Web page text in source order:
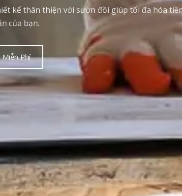
kế thân thiện với sườn đồi giúp tối đa hóa
của bạn.
Miễn Phí